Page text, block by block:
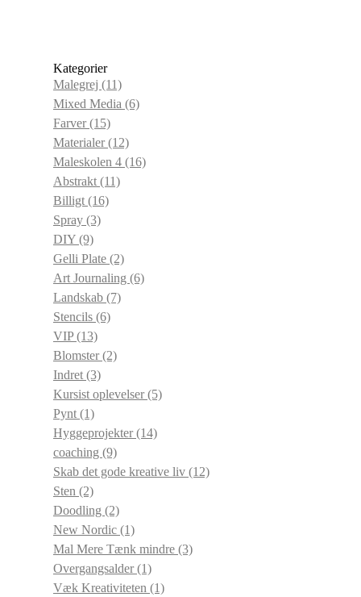
Kategorier
Malegrej (11)
Mixed Media (6)
Farver(15)
Materialer(12)
Maleskolen 4 (16)
Abstrakt (11)
Billigt (16)
Spray (3)
DIY (9)
Gelli Plate (2)
Art Journaling (6)
Landskab (7)
Stencils (6)
VIP(13)
Blomster(2)
Indret (3)
Kursist oplevelser(5)
Pynt (1)
Hyggeprojekter(14)
coaching (9)
Skab det gode kreative liv (12)
Sten (2)
Doodling (2)
New Nordic (1)
Mal Mere Tænk mindre (3)
Overgangsalder(1)
Væk Kreativiteten (1)